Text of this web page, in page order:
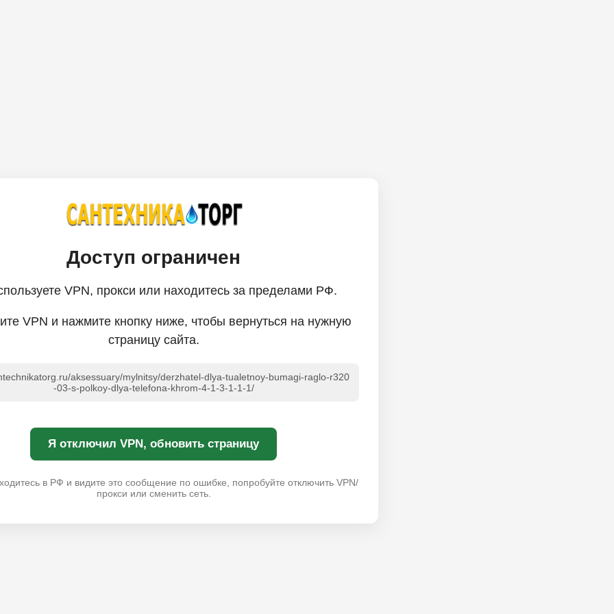
Доступ ограничен
VPN, прокси или находитесь за пределами РФ.
VPN и нажмите кнопку ниже, чтобы вернуться на нужную
страницу сайта.
aksessuary/mylnitsy/derzhatel-dlya-tualetnoy-bumagi-raglo-r320
-03-s-polkoy-dlya-telefona-khrom-4-1-3-1-1-1/
Я отключил VPN, обновить страницу
в РФ и видите это сообщение по ошибке, попробуйте отключить VPN/
прокси или сменить сеть.